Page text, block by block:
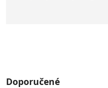
Doporučené